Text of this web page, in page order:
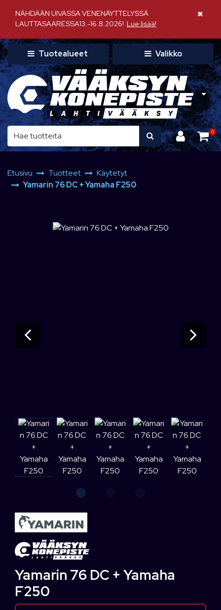
NÄHDÄÄN UIVASSA VENENÄYTTELYSSÄ
LAUTTASAARESSA13.-16.8.2026! Lue lisää!
Sulje
Tuotealueet Valikko
0
Etusivu Tuotteet
Käytetyt
Yamarin 76 DC + Yamaha F250
Yamarin 76 DC + Yamaha
F250